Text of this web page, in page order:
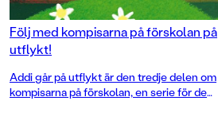
Följ med kompisarna på förskolan på
utflykt!
Addi går på utflykt är den tredje delen om
kompisarna på förskolan, en serie för de